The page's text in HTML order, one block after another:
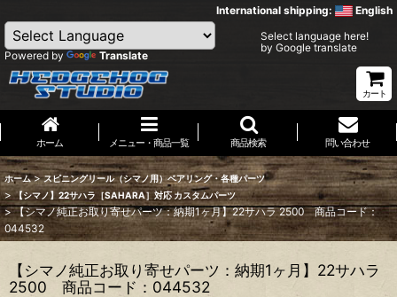
International shipping: English
Powered by Translate
Select language here!
by Google translate
カート
ホーム メニュー・商品一覧 商品検索 問い合わせ
ホーム > スピニングリール（シマノ用）ベアリング・各種パーツ
> 【シマノ】22サハラ［SAHARA］対応 カスタムパーツ
> 【シマノ純正お取り寄せパーツ：納期1ヶ月】22サハラ 2500 商品コード：
044532
【シマノ純正お取り寄せパーツ：納期1ヶ月】22サハラ
2500 商品コード：044532